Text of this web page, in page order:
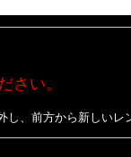
さい。
、前方から新しいレ